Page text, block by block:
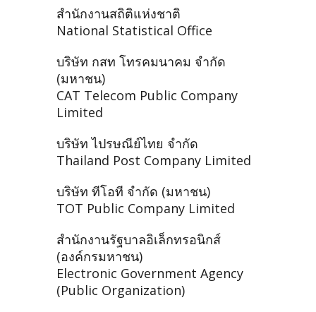
สำนักงานสถิติแห่งชาติ
National Statistical Office
บริษัท กสท โทรคมนาคม จำกัด
(มหาชน)
CAT Telecom Public Company
Limited
บริษัท ไปรษณีย์ไทย จำกัด
Thailand Post Company Limited
บริษัท ทีโอที จำกัด (มหาชน)
TOT Public Company Limited
สำนักงานรัฐบาลอิเล็กทรอนิกส์
(องค์กรมหาชน)
Electronic Government Agency
(Public Organization)